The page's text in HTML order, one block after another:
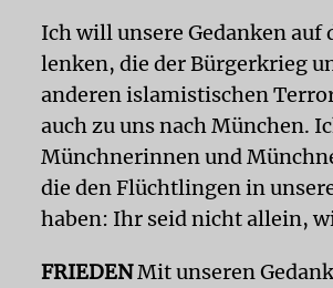
Ich will unsere Gedanken
lenken, die der Bürgerkrieg
anderen islamistischen
auch zu uns nach München.
Münchnerinnen und
die den Flüchtlingen in
haben: Ihr seid nicht allein,
FRIEDENMit unseren